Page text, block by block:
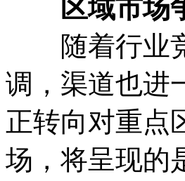
区域市场
随着行业竞
调，渠道也进
正转向对重点
场，将呈现的